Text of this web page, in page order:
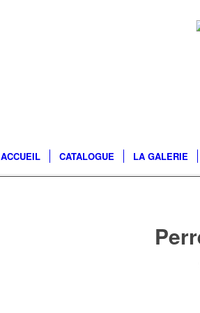
ACCUEIL CATALOGUE LA GALERIE